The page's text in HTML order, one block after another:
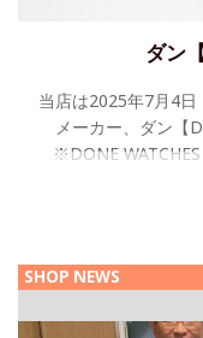
ダン
当店は2025年7月4
メーカー、ダン【
※DONE
SHOP NEWS